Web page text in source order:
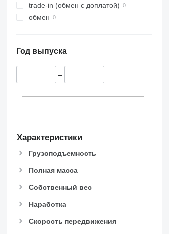
trade-in (обмен с доплатой)
обмен
Год выпуска
–
Характеристики
Грузоподъемность
Полная масса
Собственный вес
Наработка
Скорость передвижения